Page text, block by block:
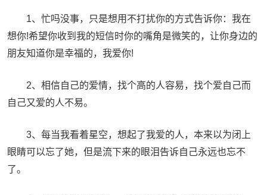
1、忙吗没事，只是想用不打扰你的方式告诉你：我在
想你!希望你收到我的短信时你的嘴角是微笑的，让你身边的
朋友知道你是幸福的，我爱你!
2、相信自己的爱情，找个高的人容易，找个爱自己而
自己又爱的人不易。
3、每当我看着星空，想起了我爱的人，本来以为闭上
眼睛可以忘了她，但是流下来的眼泪告诉自己永远也忘不
了。